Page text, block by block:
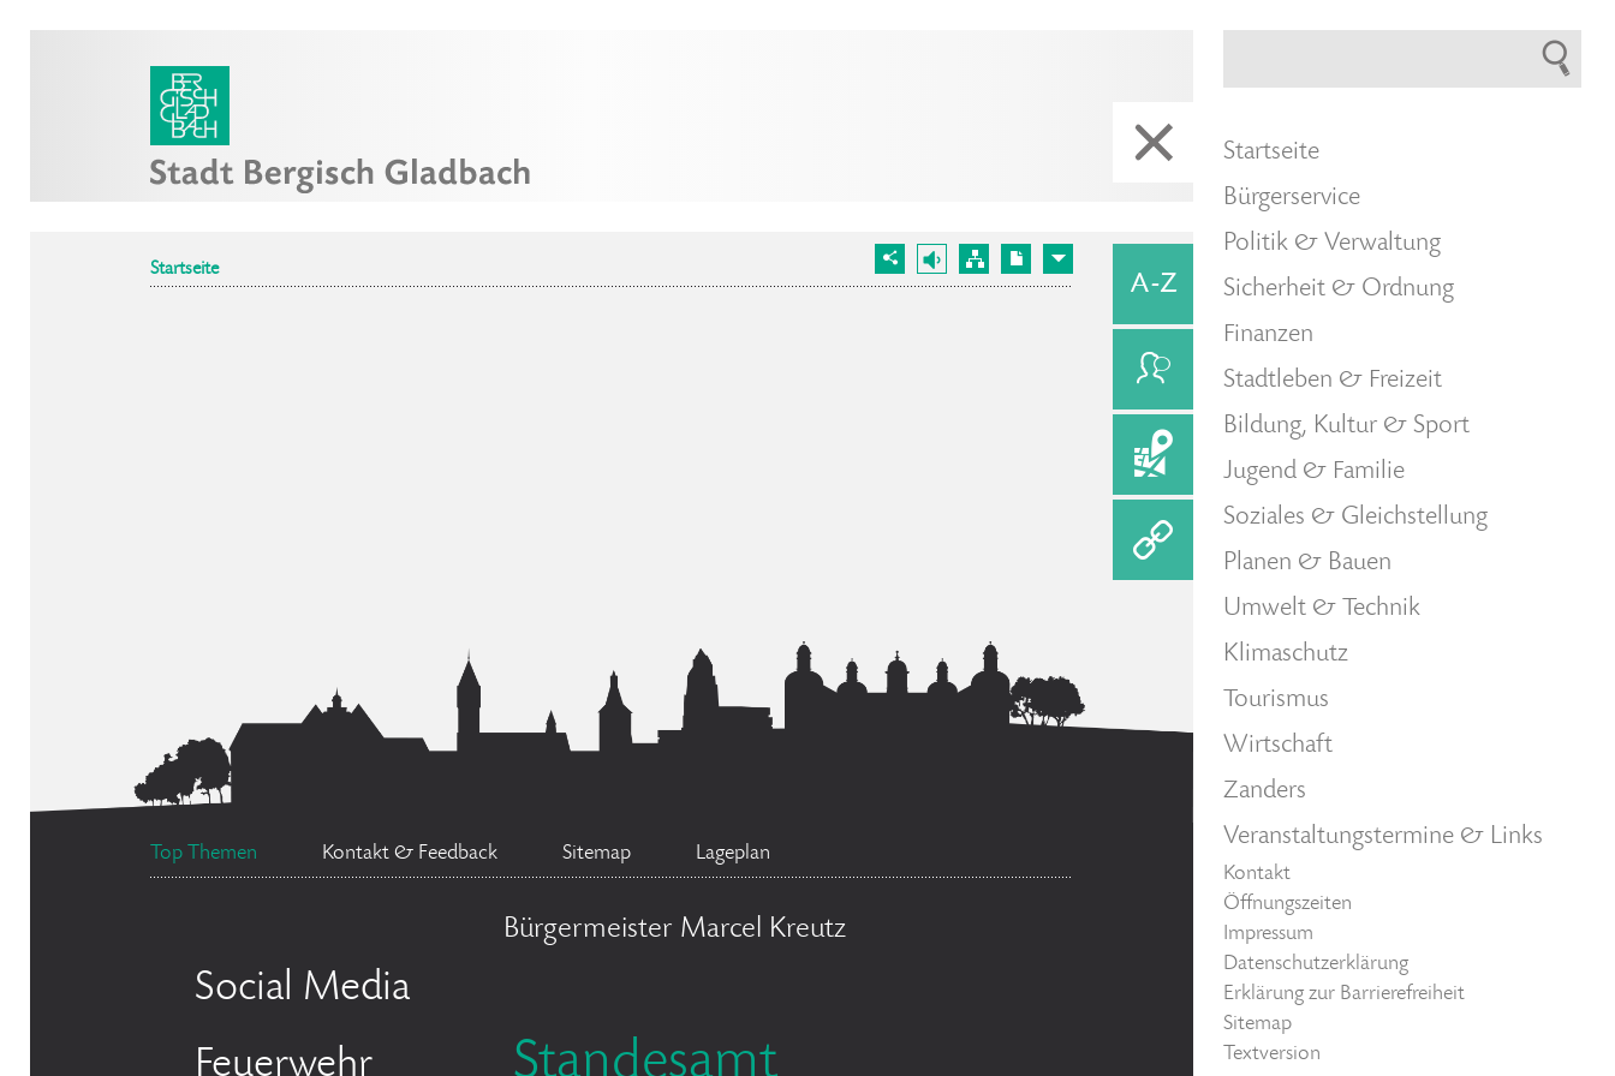
Startseite
Top Themen Kontakt & Feedback Sitemap Lageplan
Social Media
Bürgermeister Marcel Kreutz
Feuerwehr
Startseite
Bürgerservice
Politik & Verwaltung
Sicherheit & Ordnung
Finanzen
Stadtleben & Freizeit
Bildung, Kultur & Sport
Jugend & Familie
Soziales & Gleichstellung
Planen & Bauen
Umwelt & Technik
Klimaschutz
Tourismus
Wirtschaft
Zanders
Veranstaltungstermine & Links
Kontakt
Öffnungszeiten
Impressum
Datenschutzerklärung
Erklärung zur Barrierefreiheit
Sitemap
Textversion